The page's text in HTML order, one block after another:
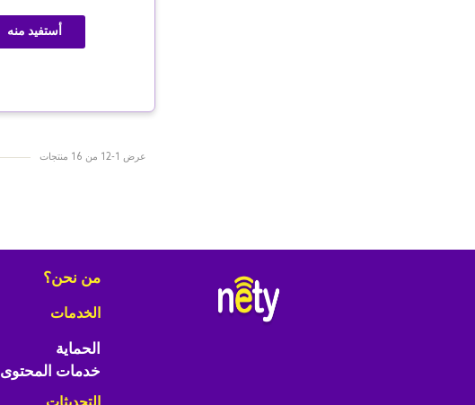
أستفيد منه
عرض 1-12 من 16 منتجات
من نحن؟
الخدمات
الحماية
خدمات المحتوى